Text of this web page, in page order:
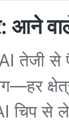
आने
तेजी से
चिप से